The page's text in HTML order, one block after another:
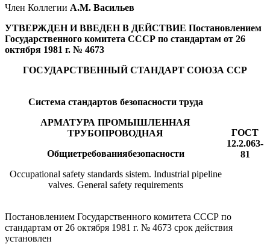
Член Коллегии А.М. Васильев
УТВЕРЖДЕН И ВВЕДЕН В ДЕЙСТВИЕ Постановлением
Государственного комитета СССР по стандартам от 26
октября 1981 г. № 4673
ГОСУДАРСТВЕННЫЙ СТАНДАРТ СОЮЗА ССР
Система стандартов безопасности труда
АРМАТУРА ПРОМЫШЛЕННАЯ
ТРУБОПРОВОДНАЯ
Общиетребованиябезопасности
Occupational safety standards sistem. Industrial pipeline
valves. General safety requirements
ГОСТ
12.2.063-
81
Постановлением Государственного комитета СССР по
стандартам от 26 октября 1981 г. № 4673 срок действия
установлен